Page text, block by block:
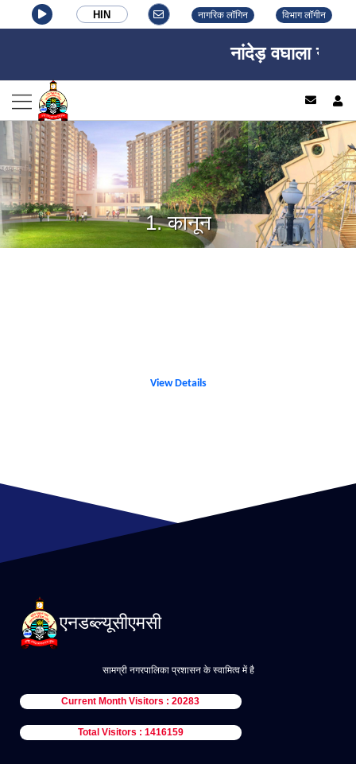
HIN नागरिक लॉगिन विभाग लॉगीन
नांदेड़ वघाला नगर
1. कानून
View Details
एनडब्ल्यूसीएमसी
सामग्री नगरपालिका प्रशासन के स्वामित्व में है
Current Month Visitors : 20283
Total Visitors : 1416159